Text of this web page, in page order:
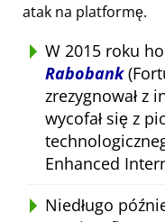
atak na platformę.
W 2015 roku
Rabobank
zrezygnował z
wycofał się z
Enhanced
Niedługo